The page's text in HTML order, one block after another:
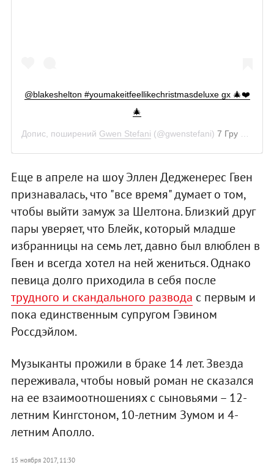
@blakeshelton #youmakeitfeellikechristmasdeluxe gx 🎄❤️
🎄
Допис, поширений Gwen Stefani (@gwenstefani) 7 Гру 2018 р. о 9:23 PST
Еще в апреле на шоу Эллен Дедженерес Гвен
признавалась, что "все время" думает о том,
чтобы выйти замуж за Шелтона. Близкий друг
пары уверяет, что Блейк, который младше
избранницы на семь лет, давно был влюблен в
Гвен и всегда хотел на ней жениться. Однако
певица долго приходила в себя после
трудного и скандального развода с первым и
пока единственным супругом Гэвином
Россдэйлом.
Музыканты прожили в браке 14 лет. Звезда
переживала, чтобы новый роман не сказался
на ее взаимоотношениях с сыновьями – 12-
летним Кингстоном, 10-летним Зумом и 4-
летним Аполло.
15 ноября 2017, 11:30